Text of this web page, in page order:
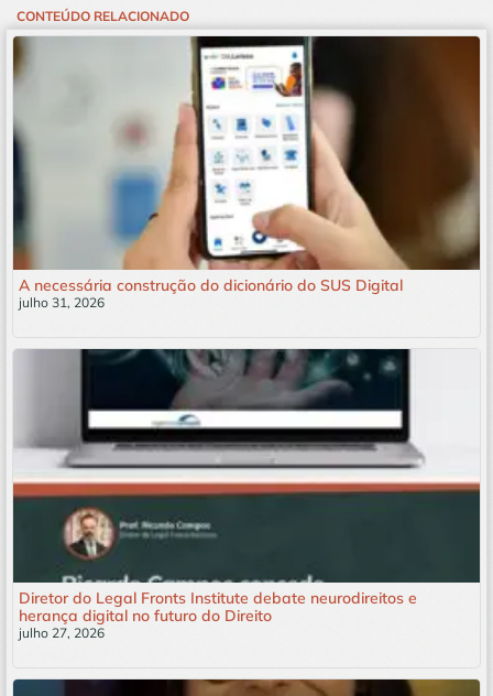
CONTEÚDO RELACIONADO
A necessária construção do dicionário do SUS Digital
julho 31, 2026
Diretor do Legal Fronts Institute debate neurodireitos e
herança digital no futuro do Direito
julho 27, 2026